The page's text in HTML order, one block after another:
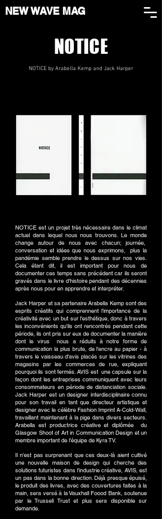
NEW WAVE MAG
NOTICE
NOTICE by Arabella Kemp and Jack Harper
NOTICE est un projet très nécessaire dans le climat
actuel dans lequel nous nous trouvons. Le monde
change autour de nous avec chacun; journée,
conversation et idées que nous exprimons,
plus la
pandémie semble prendre le dessus sur nos vies.
Cela étant dit, il est important pour nous de
documenter ces temps sans précédent car ils seront
gravés dans le livre d'histoire pendant des décennies
après nous pour en apprendre et interpréter.
Jack Harper et sa partenaire Arabella Kemp sont des
esprits créatifs qui comprennent l'importance de la
créativité avec un but sur l'esthétique, donc à travers
les inconvénients qu'ils ont rencontrés pendant cette
période, ils ont pris sur eux de documenter la manière
dont le virus
nous a réduits à notre forme de
communication la plus brute, de l'encre au papier - à
travers le vaisseau d'avis placés sur les vitrines des
magasins par les commerces de rue, expliquant
pourquoi ils sont fermés. AVIS est une capsule sur la
façon dont les entreprises communiquent avec leurs
consommateurs en période de distanciation sociale.
Jack Harper est un designer interdisciplinaire connu
pour son travail en tant que directeur artistique et
designer avec le célèbre Fashion Imprint A-Cold-Wall,
travaillant maintenant à la pige dans divers secteurs.
Arabella est productrice créative et diplômée
du
Glasgow Shoot of Art in Communication Design et un
membre important de l'équipe de Kyra TV.
Il n'est pas surprenant que ces deux-là aient cultivé
une nouvelle maison de design qui cherche des
solutions futuristes dans l'industrie créative, AVIS, est
un pas dans la bonne direction. Déjà presque épuisé,
le produit des livres, avec des couvertures faites à la
main, sera versé à la Vauxhall Foood Bank, soutenue
par le Trussell Trust et plus sera disponible sur
demande.